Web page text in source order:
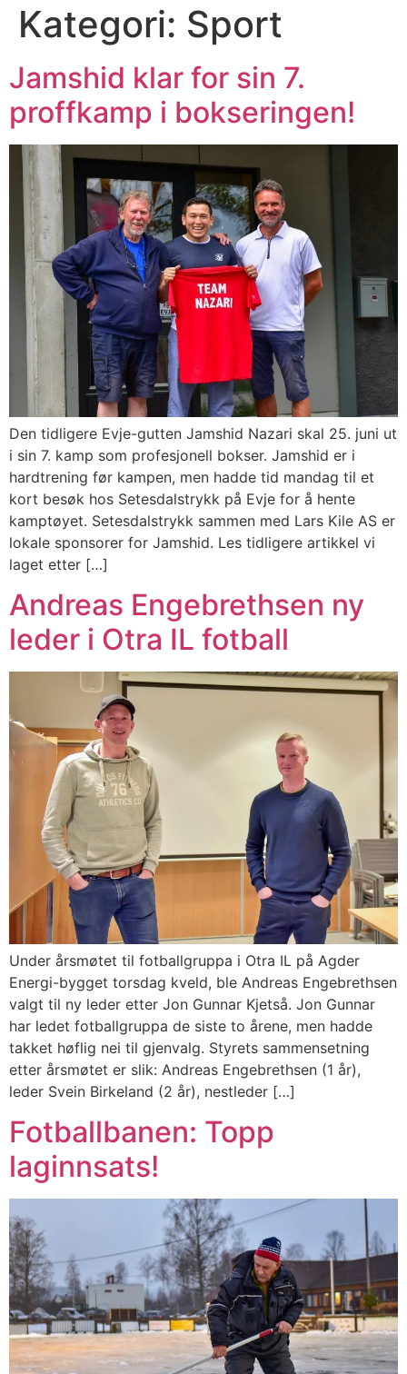
Kategori: Sport
Jamshid klar for sin 7.
proffkamp i bokseringen!
Den tidligere Evje-gutten Jamshid Nazari skal 25. juni ut
i sin 7. kamp som profesjonell bokser. Jamshid er i
hardtrening før kampen, men hadde tid mandag til et
kort besøk hos Setesdalstrykk på Evje for å hente
kamptøyet. Setesdalstrykk sammen med Lars Kile AS er
lokale sponsorer for Jamshid. Les tidligere artikkel vi
laget etter […]
Andreas Engebrethsen ny
leder i Otra IL fotball
Under årsmøtet til fotballgruppa i Otra IL på Agder
Energi-bygget torsdag kveld, ble Andreas Engebrethsen
valgt til ny leder etter Jon Gunnar Kjetså. Jon Gunnar
har ledet fotballgruppa de siste to årene, men hadde
takket høflig nei til gjenvalg. Styrets sammensetning
etter årsmøtet er slik: Andreas Engebrethsen (1 år),
leder Svein Birkeland (2 år), nestleder […]
Fotballbanen: Topp
laginnsats!